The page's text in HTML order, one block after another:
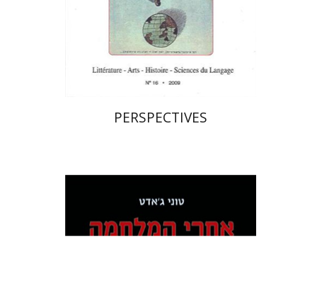
הנחת אתר ספר מודפס
$23
$21
PERSPECTIVES
טוני ג'אדט
גרשון גירון